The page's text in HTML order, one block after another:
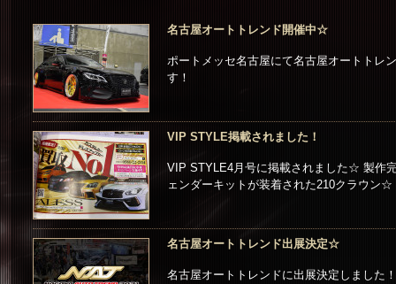
名古屋オートトレンド開催中☆
ポートメッセ名古屋にて名古屋オートトレ
す！
VIP STYLE掲載されました！
VIP STYLE4月号に掲載されました☆ 製作
ェンダーキットが装着された210クラウン
名古屋オートトレンド出展決定☆
名古屋オートトレンドに出展決定しました